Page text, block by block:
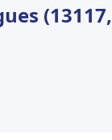
(13117,